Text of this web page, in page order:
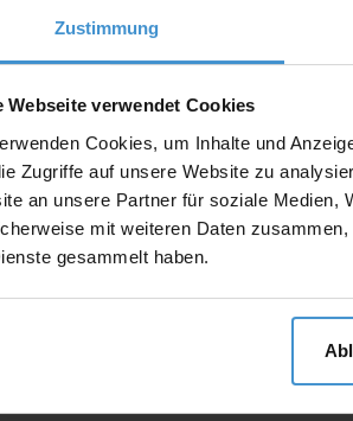
Zustimmung
Webseite verwendet Cookies
Cookies, um Inhalte und
Zugriffe auf unsere Website zu
an unsere Partner für soziale Medien,
mit weiteren Daten
gesammelt haben.